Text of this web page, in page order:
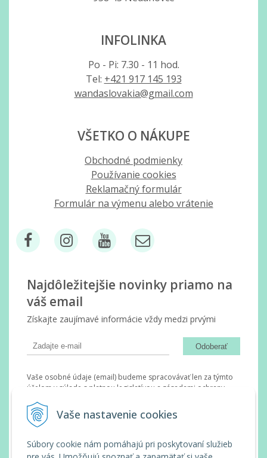
Vaše nastavenie cookies
Súbory cookie nám pomáhajú pri poskytovaní služieb
INFOLINKA
Po - Pi: 7.30 - 11 hod.
Tel: +421 917 145 193
wandaslovakia@gmail.com
VŠETKO O NÁKUPE
Obchodné podmienky
Používanie cookies
Reklamačný formulár
Formulár na výmenu alebo vrátenie
Najdôležitejšie novinky priamo na
váš email
Získajte zaujímavé informácie vždy medzi prvými
Odoberať
Vaše osobné údaje (email) budeme spracovávať len za týmto
účelom v súlade s platnou legislatívou a zásadami ochrany
vám pošleme na váš email. Súhlas môžete kedykoľvek odvolať
písomne, emailom alebo kliknutím na odkaz z ktoréhokoľvek
informačného emailu.